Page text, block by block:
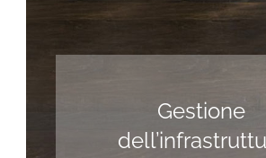
Gestione